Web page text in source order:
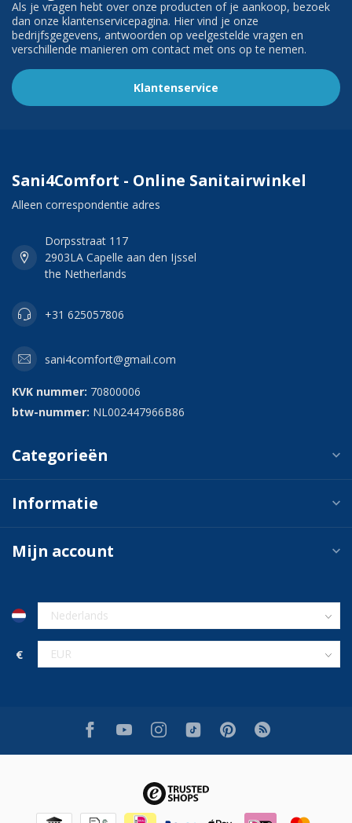
Als je vragen hebt over onze producten of je aankoop, bezoek
dan onze klantenservicepagina. Hier vind je onze
bedrijfsgegevens, antwoorden op veelgestelde vragen en
verschillende manieren om contact met ons op te nemen.
Klantenservice
Sani4Comfort - Online Sanitairwinkel
Alleen correspondentie adres
Dorpsstraat 117
2903LA Capelle aan den Ijssel
the Netherlands
+31 625057806
sani4comfort@gmail.com
KVK nummer: 70800006
btw-nummer: NL002447966B86
Categorieën
Informatie
Mijn account
€